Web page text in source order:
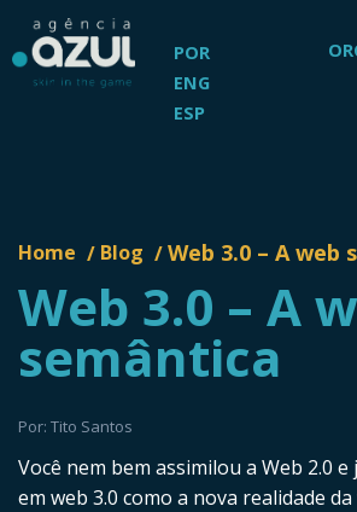
POR
ENG
ESP
Home / Blog /Web 3.0 – A web
Web 3.0 – A
semântica
Por: Tito Santos
Você nem bem assimilou a Web 2.0
em web 3.0 como a nova realidade